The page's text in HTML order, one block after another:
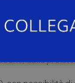
misteriosa
questi e su
dalla